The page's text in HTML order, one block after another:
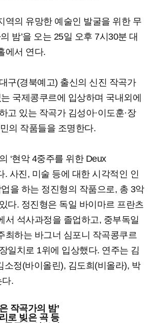
역의 유망한 예술인 발굴을 위한 무
밤’을 오는 25일 오후 7시30분 대
에서 연다.
구(경북예고) 출신의 신진 작곡가
국제콩쿠르에 입상하며 국내외에
고 있는 작곡가 김성아·이도훈·장
의 작품들을 조명한다.
‘현악 4중주를 위한 Deux
. 사진, 미술 등에 대한 시각적인 인
을 하는 정진형의 작품으로, 총 3악
다. 정진형은 독일 바이마르 프란츠
서 석사과정을 졸업하고, 중부독일
최하는 바그너 심포니 작곡콩쿠르
일치로 1위에 입상했다. 연주는 김
소정(바이올린), 김도희(비올라), 박
다.
작곡가의 밤’
로 빚은 곡 등